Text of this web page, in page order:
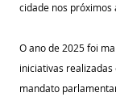
cidade nos próximos
O ano de 2025 foi
iniciativas
mandato